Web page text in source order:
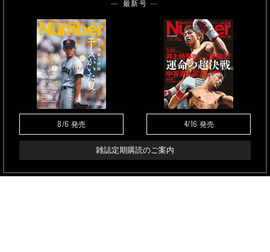
最新号
8/6 発売 4/16 発売
雑誌定期購読のご案内